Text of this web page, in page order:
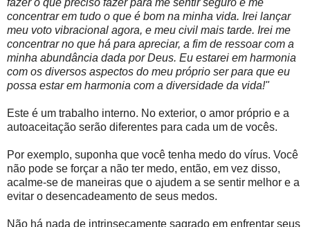
concentrar em tudo o que é bom na minha vida. Irei lançar
meu voto vibracional agora, e meu civil mais tarde. Irei me
concentrar no que há para apreciar, a fim de ressoar com a
minha abundância dada por Deus. Eu estarei em harmonia
com os diversos aspectos do meu próprio ser para que eu
possa estar em harmonia com a diversidade da vida!"
Este é um trabalho interno. No exterior, o amor próprio e a
autoaceitação serão diferentes para cada um de vocês.
Por exemplo, suponha que você tenha medo do vírus. Você
não pode se forçar a não ter medo, então, em vez disso,
acalme-se de maneiras que o ajudem a se sentir melhor e a
evitar o desencadeamento de seus medos.
Não há nada de intrinsecamente sagrado em enfrentar seus